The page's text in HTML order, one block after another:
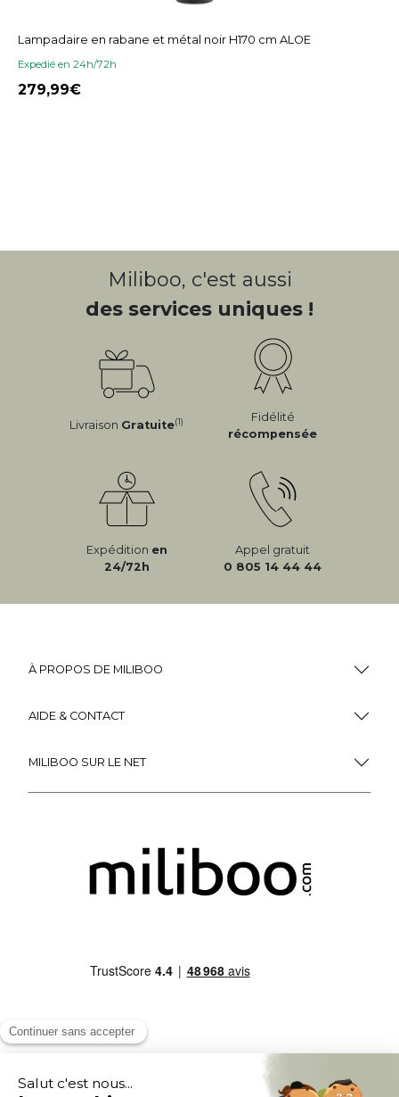
Lampadaire en rabane et métal noir H170 cm ALOE
Expedié en 24h/72h
279,99
Miliboo, c'est aussi
des services uniques !
Livraison Gratuite(1)
Fidélité
récompensée
Expédition en
24/72h
Appel gratuit
0 805 14 44 44
À PROPOS DE MILIBOO
AIDE & CONTACT
MILIBOO SUR LE NET